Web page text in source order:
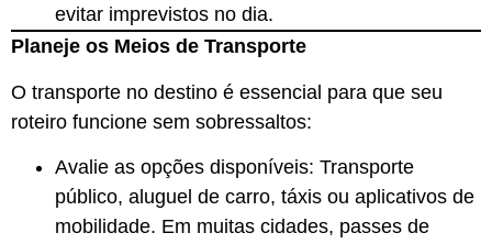
evitar imprevistos no dia.
Planeje os Meios de Transporte
O transporte no destino é essencial para que seu
roteiro funcione sem sobressaltos:
Avalie as opções disponíveis: Transporte
público, aluguel de carro, táxis ou aplicativos de
mobilidade. Em muitas cidades, passes de